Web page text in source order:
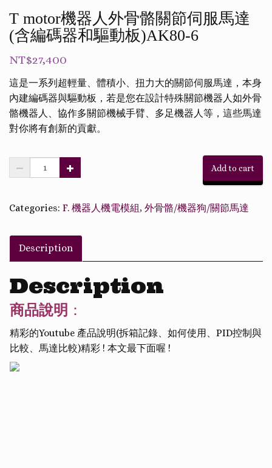
T motor機器人外骨骼關節伺服馬達
(含編碼器和驅動板)AK80-6
NT$27,400
這是一系列超輕量、體積小、扭力大的關節伺服馬達，本身
內建編碼器與驅動板，若是您在設計特殊關節機器人如外骨
骼機器人、協作多關節機械手臂、多足機器人等，這些馬達
對你將有創新的貢獻。
Add to cart
Categories: F. 機器人機電模組, 外骨骼/機器狗/關節馬達
Description
Description
商品說明 ：
精彩的Youtube 產品說明(拆箱記錄、如何使用、PID控制與
比較、馬達比較)精彩 ! 本文最下面喔 !